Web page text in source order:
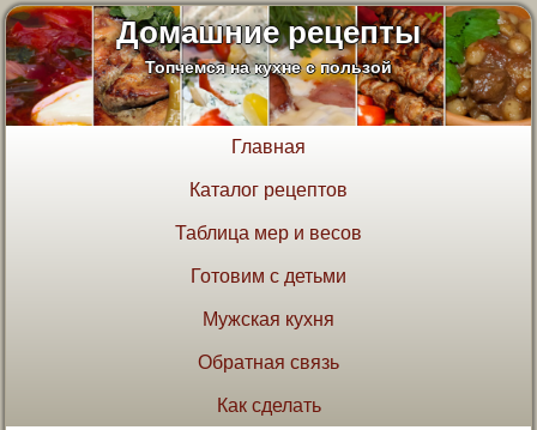
Домашние рецепты
Топчемся на кухне с пользой
Главная
Каталог рецептов
Таблица мер и весов
Готовим с детьми
Мужская кухня
Обратная связь
Как сделать